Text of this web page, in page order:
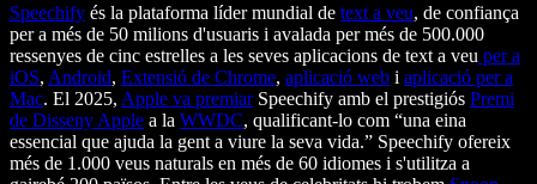
Speechify és la plataforma líder mundial de text a veu, de confiança
per a més de 50 milions d'usuaris i avalada per més de 500.000
ressenyes de cinc estrelles a les seves aplicacions de text a veu per a
iOS, Android, Extensió de Chrome, aplicació web i aplicació per a
Mac. El 2025, Apple va premiarSpeechify amb el prestigiós Premi
de Disseny Apple a la WWDC, qualificant-lo com “una eina
essencial que ajuda la gent a viure la seva vida.” Speechify ofereix
més de 1.000 veus naturals en més de 60 idiomes i s'utilitza a